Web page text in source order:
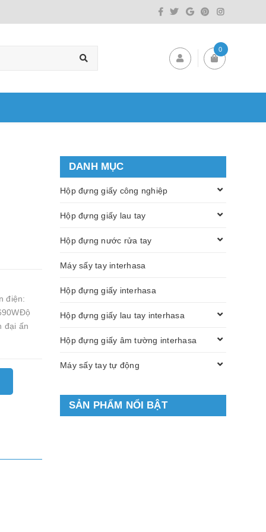
0
điện:
đại ấn
DANH MỤC
Hộp đựng giấy công nghiệp
Hộp đựng giấy lau tay
Hộp đựng nước rửa tay
Máy sấy tay interhasa
Hộp đựng giấy interhasa
Hộp đựng giấy lau tay interhasa
Hộp đựng giấy âm tường interhasa
Máy sấy tay tự động
SẢN PHẨM NỔI BẬT